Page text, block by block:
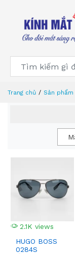
Trang chủ Sản phẩm
2.1K views
HUGO BOSS
0284S